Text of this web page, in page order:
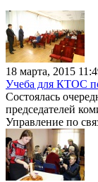
18 марта, 2015
Учеба для КТОС
Состоялась
председателей
Управление по